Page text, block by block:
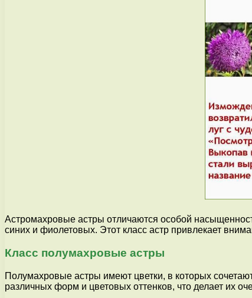
Астромахровые астры отличаются особой
синих и фиолетовых. Этот класс астр привлекает
Класс полумахровые астры
Полумахровые астры имеют цветки, в которых
различных форм и цветовых оттенков, что делает их